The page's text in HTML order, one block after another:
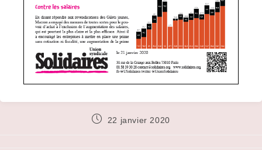
Publication
22 janvier 2020